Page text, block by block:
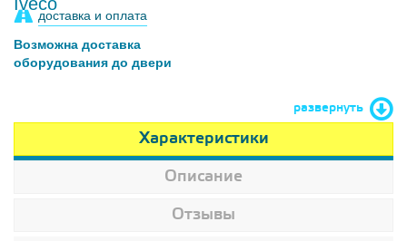
доставка и оплата
Возможна доставка
оборудования до двери
развернуть
Характеристики
Описание
Отзывы